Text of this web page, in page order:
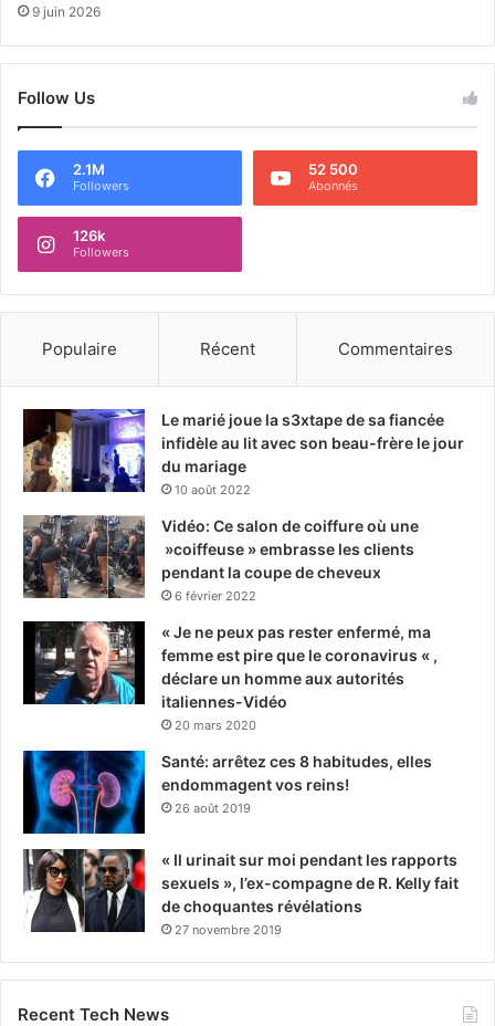
9 juin 2026
Follow Us
2.1M
Followers
52 500
Abonnés
126k
Followers
Populaire Récent Commentaires
Le marié joue la s3xtape de sa fiancée
infidèle au lit avec son beau-frère le jour
du mariage
10 août 2022
Vidéo: Ce salon de coiffure où une
»coiffeuse » embrasse les clients
pendant la coupe de cheveux
6 février 2022
« Je ne peux pas rester enfermé, ma
femme est pire que le coronavirus « ,
déclare un homme aux autorités
italiennes-Vidéo
20 mars 2020
Santé: arrêtez ces 8 habitudes, elles
endommagent vos reins!
26 août 2019
« Il urinait sur moi pendant les rapports
sexuels », l’ex-compagne de R. Kelly fait
de choquantes révélations
27 novembre 2019
Recent Tech News